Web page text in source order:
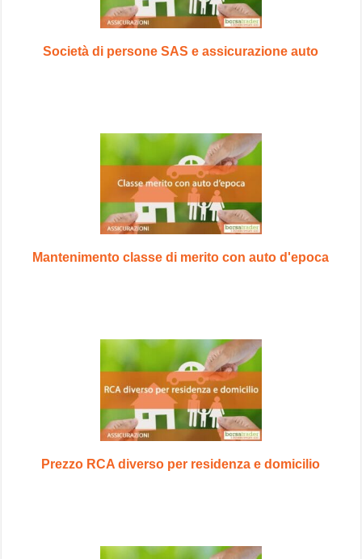
Società di persone SAS e assicurazione auto
Mantenimento classe di merito con auto d'epoca
Prezzo RCA diverso per residenza e domicilio